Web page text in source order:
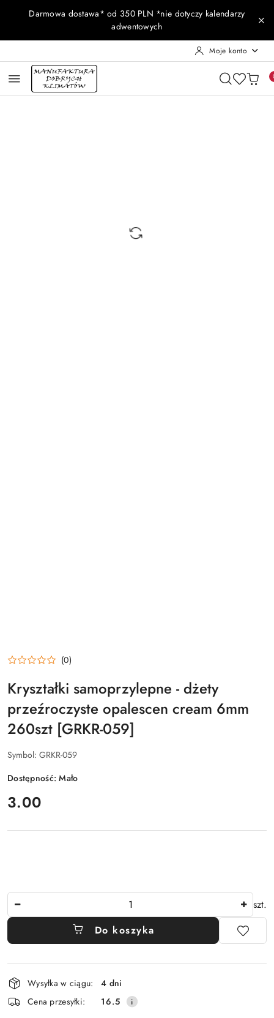
Przejdź do treści głównej
Przejdź do wyszukiwarki
Przejdź do moje konto
Przejdź do menu głównego
Przejdź do opisu produktu
Przejdź do stopki
Darmowa dostawa* od 350 PLN *nie dotyczy kalendarzy
adwentowych
Moje konto
(0)
Kryształki samoprzylepne - dżety
przeźroczyste opalescen cream 6mm
260szt [GRKR-059]
Symbol: GRKR-059
Dostępność:Mało
cena:
3.00
szt.
Do koszyka
Dostępność
i
dostawa
Wysyłka w ciągu:
4 dni
Cena przesyłki:
16.5